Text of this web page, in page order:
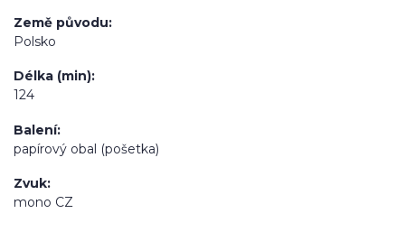
Země původu
Polsko
Délka (min)
124
Balení
papírový obal (pošetka)
Zvuk
mono CZ